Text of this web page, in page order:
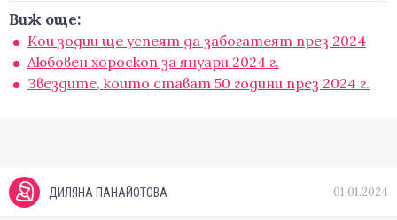
Виж още:
Кои зодии ще успеят да забогатеят през 2024
Любовен хороскоп за януари 2024 г.
Звездите, които стават 50 години през 2024 г.
ДИЛЯНА ПАНАЙОТОВА 01.01.2024